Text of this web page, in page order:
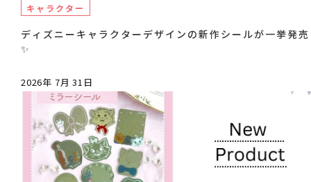
キャラクター
ディズニーキャラクターデザインの新作シールが一挙発売
✨
2026年 7月 31日